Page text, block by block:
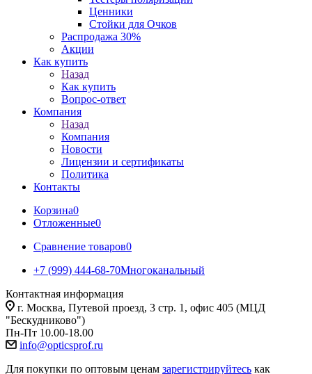
Ценники
Стойки для Очков
Распродажа 30%
Акции
Как купить
Назад
Как купить
Вопрос-ответ
Компания
Назад
Компания
Новости
Лицензии и сертификаты
Политика
Контакты
Корзина0
Отложенные0
Сравнение товаров0
+7 (999) 444-68-70Многоканальный
Контактная информация
г. Москва, Путевой проезд, 3 стр. 1, офис 405 (МЦД
"Бескудниково")
Пн-Пт 10.00-18.00
info@opticsprof.ru
Для покупки по оптовым ценам зарегистрируйтесь как